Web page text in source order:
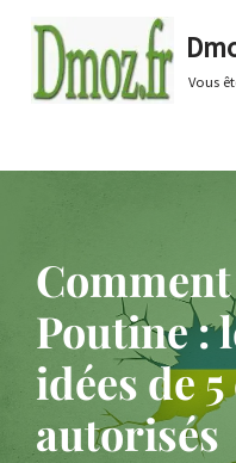
au
Vous
Poutine :
idées de
autorisés